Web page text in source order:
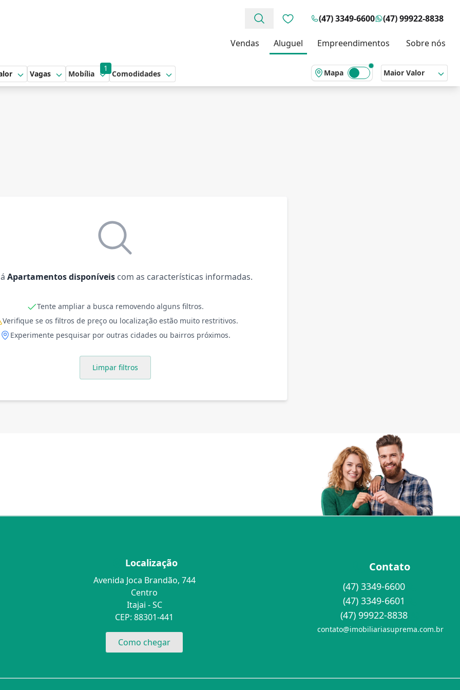
Favoritos (0 itens)
(47) 3349-6600 (47) 99922-8838
Vendas Aluguel Empreendimentos Sobre nós
Vagas
1
Mobília Comodidades Mapa Maior Valor
Apartamentos disponíveis com as características informadas.
Tente ampliar a busca removendo alguns filtros.
Verifique se os filtros de preço ou localização estão muito restritivos.
Experimente pesquisar por outras cidades ou bairros próximos.
Limpar filtros
Localização
Avenida Joca Brandão, 744
Centro
Itajai - SC
CEP: 88301-441
Como chegar
Contato
(47) 3349-6600
(47) 3349-6601
(47) 99922-8838
contato@imobiliariasuprema.com.br